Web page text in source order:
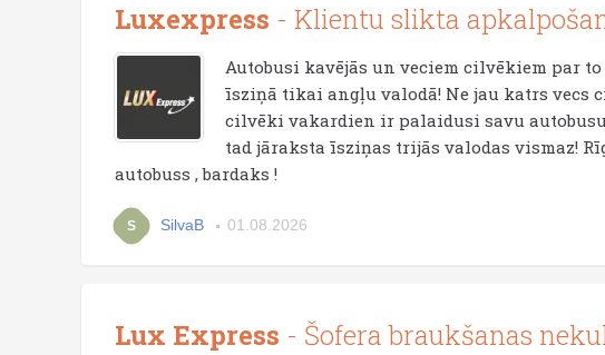
Luxexpress - Klientu slikta
Autobusi kavējās un veciem cilvēkiem par
īsziņā tikai angļu valodā! Ne jau katrs vecs
cilvēki vakardien ir palaidusi savu
tad jāraksta īsziņas trijās valodas vismaz!
autobuss , bardaks !
S SilvaB 01.08.2026
Lux Express - Šofera braukšanas